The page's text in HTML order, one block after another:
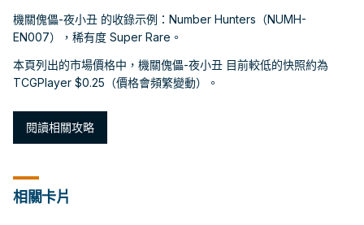
機關傀儡-夜小丑 的收錄示例：Number Hunters（NUMH-
EN007），稀有度 Super Rare。
本頁列出的市場價格中，機關傀儡-夜小丑 目前較低的快照約為
TCGPlayer $0.25（價格會頻繁變動）。
閱讀相關攻略
相關卡片